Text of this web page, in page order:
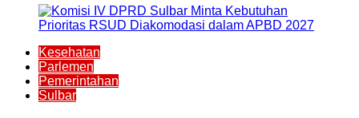
Kesehatan
Parlemen
Pemerintahan
Sulbar